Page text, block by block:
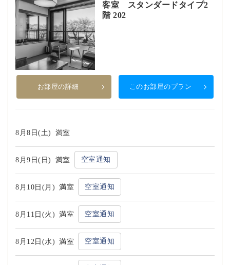
客室 スタンダードタイプ2
階 202
お部屋の詳細 このお部屋のプラン
8月8日(土) 満室
8月9日(日) 満室 空室通知
8月10日(月) 満室 空室通知
8月11日(火) 満室 空室通知
8月12日(水) 満室 空室通知